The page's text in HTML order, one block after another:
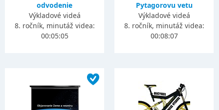
odvodenie
Výkladové videá
8. ročník, minutáž videa:
00:05:05
Pytagorovu vetu
Výkladové videá
8. ročník, minutáž videa:
00:08:07